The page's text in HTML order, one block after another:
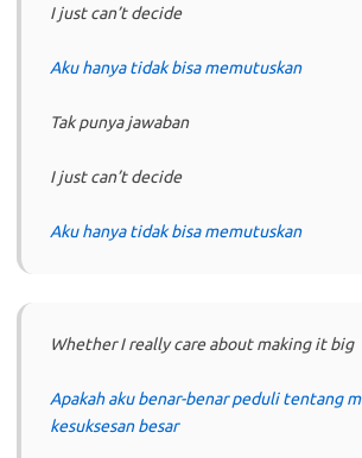
I just can’t decide
Aku hanya tidak bisa memutuskan
Tak punya jawaban
I just can’t decide
Aku hanya tidak bisa memutuskan
Whether I really care about making it big
Apakah aku benar-benar peduli tentang
kesuksesan besar